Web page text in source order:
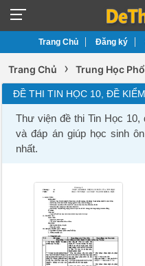
Trang Chủ Đăng ký
Trang Chủ › Trung Học
ĐỀ THI TIN HỌC 10, ĐỀ
Thư viện đề thi Tin Học
và đáp án giúp học sinh
nhất.